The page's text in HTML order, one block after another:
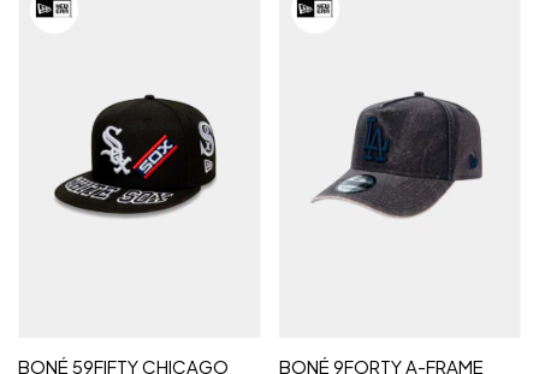
BONÉ 59FIFTY CHICAGO
BONÉ 9FORTY A-FRAME